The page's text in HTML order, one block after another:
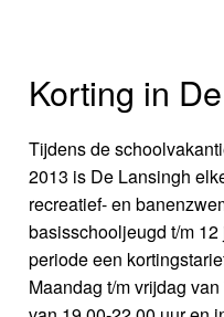
Korting in
Tijdens de
2013 is De Lansingh
recreatief- en
basisschooljeugd t/m
periode een
Maandag t/m vrijdag